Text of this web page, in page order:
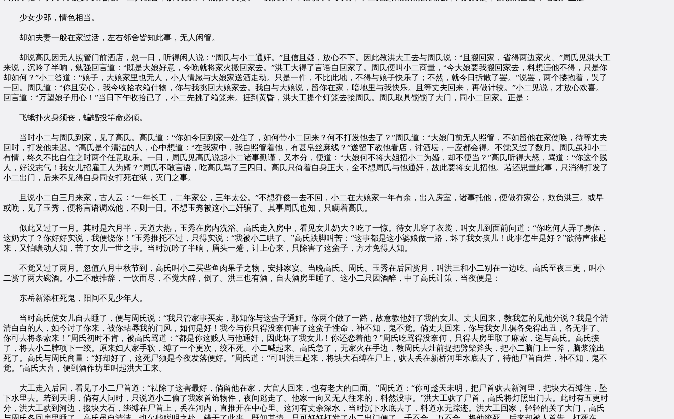
少女少郎，情色相当。
却如夫妻一般在家过活，左右邻舍皆知此事，无人闲管。
却说高氏因无人照管门前酒店，忽一日，听得闲人说：“周氏与小二通奸。”且信且疑，放心不下。因此教洪大工去与周氏说：“且搬回家，省得两边家火、”周氏见洪大工
来说，沉吟了半晌，勉强回言道：“既是大娘好意，今晚就将家火搬回家去。”洪工大得了言语自回家了。周氏便叫小二商量，“今大娘要我搬回家去，料想违他不得，只是你
却如何？”小二答道：“娘子，大娘家里也无人，小人情愿与大娘家送酒走动。只是一件，不比此地，不得与娘子快乐了；不然，就今日拆散了罢。”说罢，两个搂抱着，哭了
一回。周氏道：“你且安心，我今收拾衣箱什物，你与我挑回大娘家去。我自与大娘说，留你在家，暗地里与我快乐。且等丈夫回来，再做计较。”小二见说，才放心欢喜。
回言道：“万望娘子用心！”当日下午收拾已了，小二先挑了箱笼来。捱到黄昏，洪大工提个灯笼去接周氏。周氏取具锁锁了大门，同小二回家。正是：
飞蛾扑火身须丧，蝙蝠投竿命必倾。
当时小二与周氏到家，见了高氏。高氏道：“你如今回到家一处住了，如何带小二回来？何不打发他去了？”周氏道：“大娘门前无人照管，不如留他在家使唤，待等丈夫
回时，打发他未迟。”高氏是个清洁的人，心中想道：“在我家中，我自照管着他，有甚皂丝麻线？”遂留下教他看店，讨酒坛，一应都会得。不觉又过了数月。周氏虽和小二
有情，终久不比自住之时两个任意取乐。一日，周氏见高氏说起小二诸事勤谨，又本分，便道：“大娘何不将大姐招小二为婚，却不便当？”高氏听得大怒，骂道：“你这个贱
人，好没志气！我女儿招雇工人为婿？”周氏不敢言语，吃高氏骂了三四日。高氏只倚着自身正大，全不想周氏与他通奸，故此要将女儿招他。若还思量此事，只消得打发了
小二出门，后来不见得自身同女打死在狱，灭门之事。
且说小二自三月来家，古人云：“一年长工，二年家公，三年太公。”不想乔俊一去不回，小二在大娘家一年有余，出入房室，诸事托他，便做乔家公，欺负洪三。或早
或晚，见了玉秀，便将言语调戏他，不则一日。不想玉秀被这小二奸骗了。其事周氏也知，只瞒着高氏。
似此又过了一月。其时是六月半，天道大热，玉秀在房内洗浴。高氏走入房中，看见女儿奶大？吃了一惊。待女儿穿了衣裳，叫女儿到面前问道：“你吃何人弄了身体，
这奶大了？你好好实说，我便饶你！”玉秀推托不过，只得实说：“我被小二哄了。”高氏跌脚叫苦：“这事都是这小婆娘做一路，坏了我女孩儿！此事怎生是好？”欲待声张起
来，又怕嚷动人知，苦了女儿一世之事。当时沉吟了半晌，眉头一蹙，计上心来，只除害了这蛮子，方才免得人知。
不觉又过了两月。忽值八月中秋节到，高氏叫小二买些鱼肉果子之物，安排家宴。当晚高氏、周氏、玉秀在后园赏月，叫洪三和小二别在一边吃。高氏至夜三更，叫小
二赏了两大碗酒。小二不敢推辞，一饮而尽，不觉大醉，倒了。洪三也有酒，自去酒房里睡了。这小二只因酒醉，中了高氏计策，当夜便是：
东岳新添枉死鬼，阳间不见少年人。
当时高氏使女儿自去睡了，便与周氏说：“我只管家事买卖，那知你与这蛮子通奸。你两个做了一路，故意教他奸了我的女儿。丈夫回来，教我怎的见他分说？我是个清
清白白的人，如今讨了你来，被你玷辱我的门风，如何是好！我今与你只得没奈何害了这蛮子性命，神不知，鬼不觉。倘丈夫回来，你与我女儿俱各免得出丑，各无事了。
你可去将条索来！”周氏初时不肯，被高氏骂道：“都是你这贱人与他通奸，因此坏了我女儿！你还恋着他？”周氏吃骂得没奈何，只得去房里取了麻索，递与高氏。高氏接
了，将去小二脖项下一绞。原来妇人家手软，缚了一个更次，绞不死。小二喊起来。高氏急了，无家火在手边，教周氏去灶前捉把劈柴斧头，把小二脑门上一斧，脑浆流出
死了。高氏与周氏商量：“好却好了，这死尸须是今夜发落便好。”周氏道：“可叫洪三起来，将块大石缚在尸上，驮去丢在新桥河里水底去了，待他尸首自烂，神不知，鬼不
觉。”高氏大喜，便到酒作坊里叫起洪大工来。
大工走入后园，看见了小二尸首道：“祛除了这害最好，倘留他在家，大官人回来，也有老大的口面。”周氏道：“你可趁天未明，把尸首驮去新河里，把块大石缚住，坠
下水里去。若到天明，倘有人问时，只说道小二偷了我家首饰物件，夜间逃走了。他家一向又无人往来的，料然没事。”洪大工驮了尸首，高氏将灯照出门去。此时有五更时
分，洪大工驮到河边，掇块大石，绑缚在尸首上，丢在河内，直推开在中心里。这河有丈余深水，当时沉下水底去了，料道永无踪迹。洪大工回家，轻轻的关了大门，高氏